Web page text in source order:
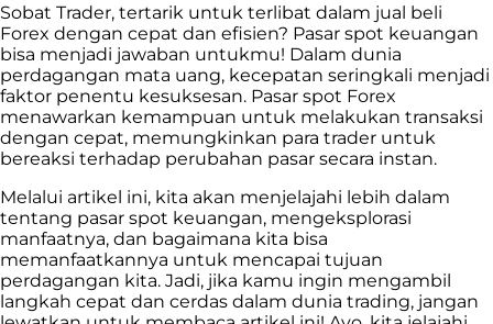
Sobat Trader, tertarik untuk terlibat dalam jual beli
Forex dengan cepat dan efisien? Pasar spot keuangan
bisa menjadi jawaban untukmu! Dalam dunia
perdagangan mata uang, kecepatan seringkali menjadi
faktor penentu kesuksesan. Pasar spot Forex
menawarkan kemampuan untuk melakukan transaksi
dengan cepat, memungkinkan para trader untuk
bereaksi terhadap perubahan pasar secara instan.
Melalui artikel ini, kita akan menjelajahi lebih dalam
tentang pasar spot keuangan, mengeksplorasi
manfaatnya, dan bagaimana kita bisa
memanfaatkannya untuk mencapai tujuan
perdagangan kita. Jadi, jika kamu ingin mengambil
langkah cepat dan cerdas dalam dunia trading, jangan